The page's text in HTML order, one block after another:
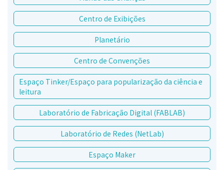
Centro de Exibições
Planetário
Centro de Convenções
Espaço Tinker/Espaço para popularização da ciência e
leitura
Laboratório de Fabricação Digital (FABLAB)
Laboratório de Redes (NetLab)
Espaço Maker